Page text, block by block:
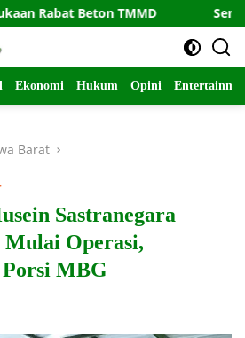
TMMD Sentuhan Hangat di
Ekonomi Hukum Opini
Barat
Sastranegara
Mulai Operasi,
Porsi MBG